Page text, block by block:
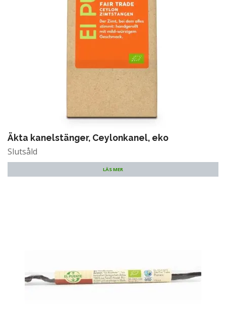
Äkta kanelstänger, Ceylonkanel, eko
Slutsåld
LÄS MER